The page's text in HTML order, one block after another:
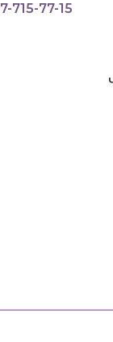
715-77-15